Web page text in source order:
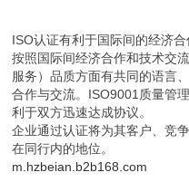
ISO认证有利于国际间的经济合
按照国际间经济合作和技术交
服务）品质方面有共同的语言
合作与交流。ISO9001质量管
利于双方迅速达成协议。
企业通过认证将为其客户、竞
在同行内的地位。
m.hzbeian.b2b168.com